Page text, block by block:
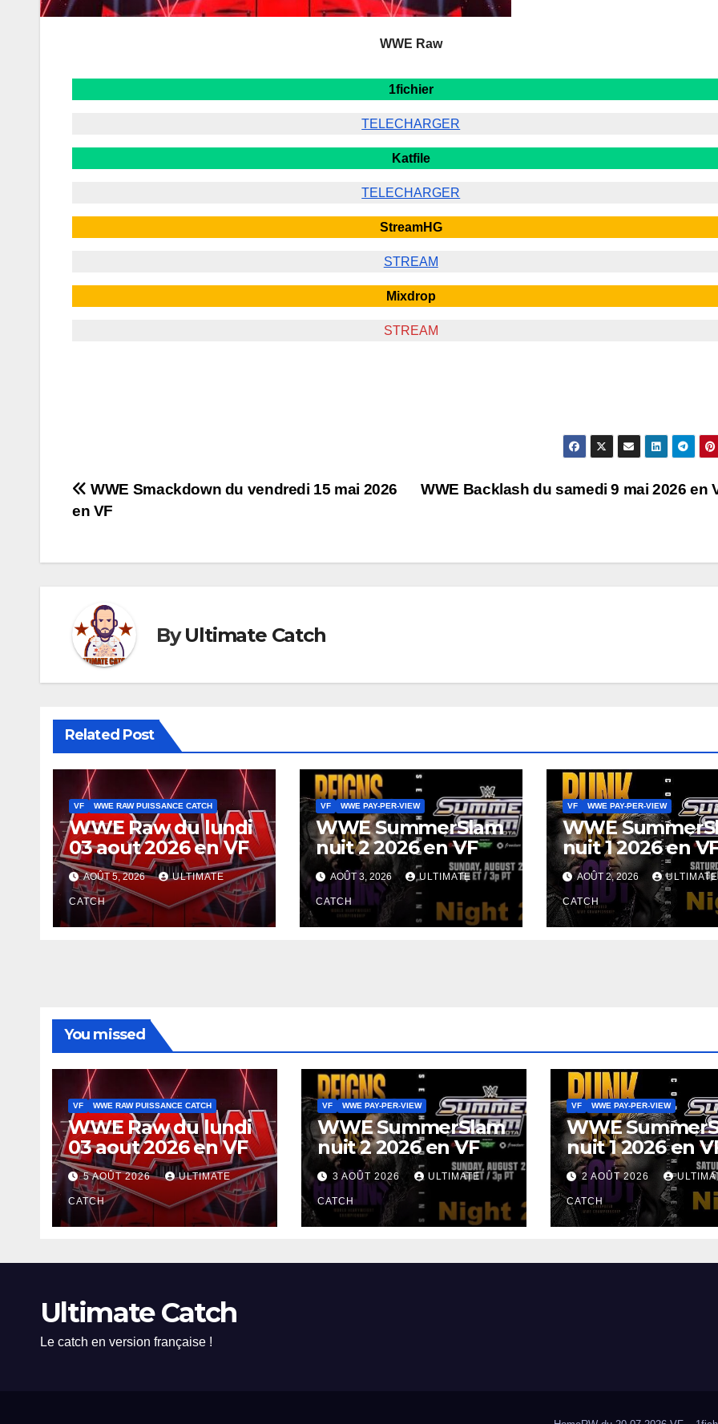
WWE Raw
1fichier
TELECHARGER
Katfile
TELECHARGER
StreamHG
STREAM
Mixdrop
STREAM
Navigation
l’article
WWE Backlash du samedi 9 mai 2026 en
WWE Smackdown du vendredi 15 mai 2026
en VF
ByUltimate Catch
Related Post
VF WWE RAW PUISSANCE CATCH
WWE Raw du lundi
03 aout 2026 en VF
AOÛT 5, 2026 ULTIMATE
CATCH
VF WWE PAY-PER-VIEW
WWE SummerSlam
nuit 2 2026 en VF
AOÛT 3, 2026 ULTIMATE
CATCH
VF WWE PAY-PER-VIEW
WWE
nuit 1 2026 en
AOÛT 2, 2026 ULTIMATE
CATCH
You missed
VF WWE RAW PUISSANCE CATCH
WWE Raw du lundi
03 aout 2026 en VF
5 AOÛT 2026 ULTIMATE
CATCH
VF WWE PAY-PER-VIEW
WWE SummerSlam
nuit 2 2026 en VF
3 AOÛT 2026 ULTIMATE
CATCH
VF WWE PAY-PER-VIEW
WWE
nuit 1 2026 en
2 AOÛT 2026
CATCH
Ultimate Catch
Le catch en version française !